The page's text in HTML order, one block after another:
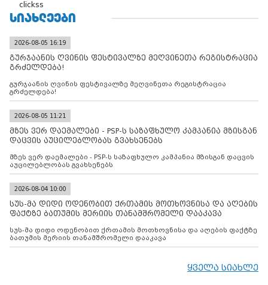
clickss
ᲡᲘᲐᲮᲚᲔᲔᲑᲘ
2026-08-05 16:19
გურჯაანის ღვინის ფესტივალზე მეღვინეთა რეგისტრაცია
გრძელდება!
გურჯაანის ღვინის ფესტივალზე მეღვინეთა რეგისტრაცია
გრძელდება!
2026-08-05 11:21
მზეს ვერ დაემალები - PSP-ს საზაფხულო კამპანია მზისგან
დაცვის აუცილებლობას გვახსენებს
მზეს ვერ დაემალები - PSP-ს საზაფხულო კამპანია მზისგან დაცვის
აუცილებლობას გვახსენებს
2026-08-04 10:00
სუს-მა დიდი ოდენობით ქრთამის მოთხოვნისა და აღების
ფაქტზე ბათუმის მერიის თანამშრომელი დააკავა
სუს-მა დიდი ოდენობით ქრთამის მოთხოვნისა და აღების ფაქტზე
ბათუმის მერიის თანამშრომელი დააკავა
ყველა სიახლე